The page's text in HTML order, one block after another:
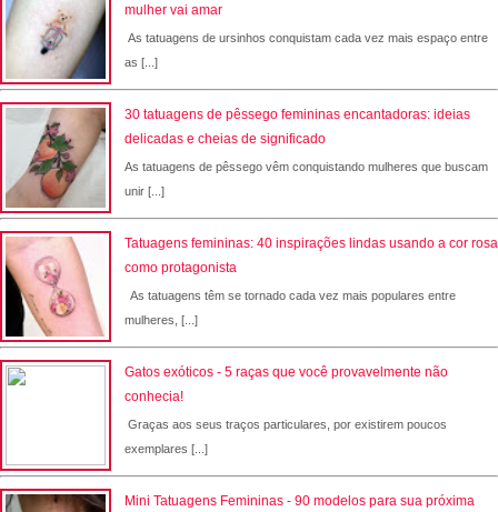
mulher vai amar
As tatuagens de ursinhos conquistam cada vez mais espaço entre
as [...]
30 tatuagens de pêssego femininas encantadoras: ideias
delicadas e cheias de significado
As tatuagens de pêssego vêm conquistando mulheres que buscam
unir [...]
Tatuagens femininas: 40 inspirações lindas usando a cor rosa
como protagonista
As tatuagens têm se tornado cada vez mais populares entre
mulheres, [...]
Gatos exóticos - 5 raças que você provavelmente não
conhecia!
Graças aos seus traços particulares, por existirem poucos
exemplares [...]
Mini Tatuagens Femininas - 90 modelos para sua próxima